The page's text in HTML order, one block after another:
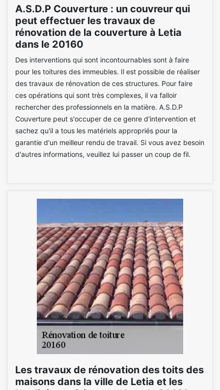
A.S.D.P Couverture : un couvreur qui
peut effectuer les travaux de
rénovation de la couverture à Letia
dans le 20160
Des interventions qui sont incontournables sont à faire
pour les toitures des immeubles. Il est possible de réaliser
des travaux de rénovation de ces structures. Pour faire
ces opérations qui sont très complexes, il va falloir
rechercher des professionnels en la matière. A.S.D.P
Couverture peut s'occuper de ce genre d'intervention et
sachez qu'il a tous les matériels appropriés pour la
garantie d'un meilleur rendu de travail. Si vous avez besoin
d'autres informations, veuillez lui passer un coup de fil.
Les travaux de rénovation des toits des
maisons dans la ville de Letia et les